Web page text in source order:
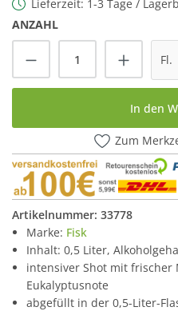
Lieferzeit: 1-3 Tage /
ANZAHL
Produkt Anzahl: Fl.
In den
Zum
Artikelnummer: 33778
Marke: Fisk
Inhalt: 0,5 Liter,
intensiver Shot mit frischer
Eukalyptusnote
abgefüllt in der 0,5-Liter-